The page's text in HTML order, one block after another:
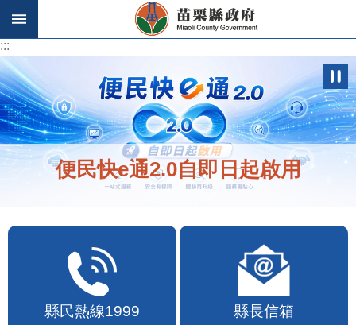
跳到主要內容區塊
:::
:::
便民快e通2.0自即日起啟用
縣民熱線1999 縣長信箱